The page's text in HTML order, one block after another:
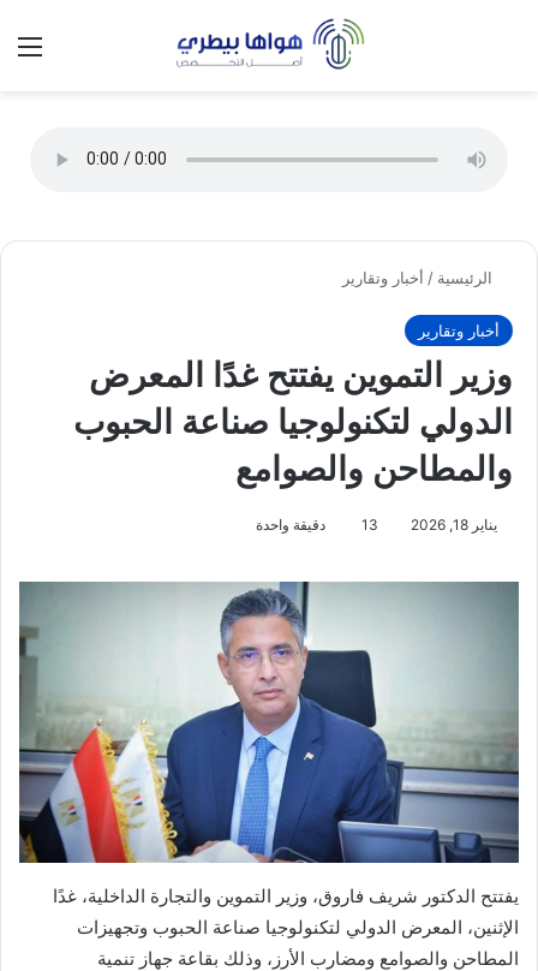
الوضع
الرئيسية / أخبار وتقارير
أخبار وتقارير
وزير التموين يفتتح غدًا المعرض
الدولي لتكنولوجيا صناعة الحبوب
والمطاحن والصوامع
يناير 18, 2026 13 دقيقة واحدة
يفتتح الدكتور شريف فاروق، وزير التموين والتجارة الداخلية، غدًا
الإثنين، المعرض الدولي لتكنولوجيا صناعة الحبوب وتجهيزات
المطاحن والصوامع ومضارب الأرز، وذلك بقاعة جهاز تنمية